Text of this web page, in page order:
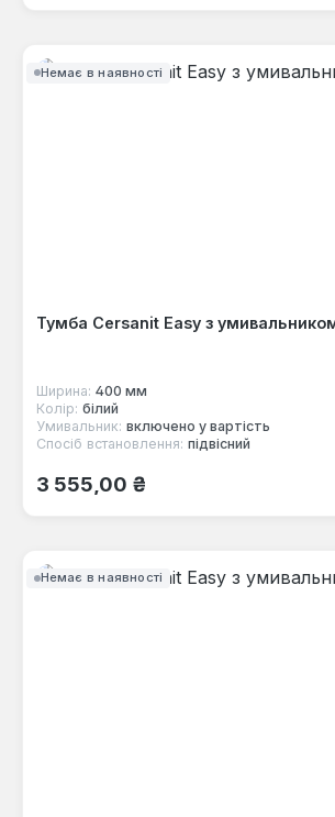
Немає в наявності
Тумба Cersanit Easy з
Ширина: 400 мм
Колір: білий
Умивальник: включено у вартість
Спосіб встановлення: підвісний
Звичайна ціна:
3 555,00 ₴
Немає в наявності